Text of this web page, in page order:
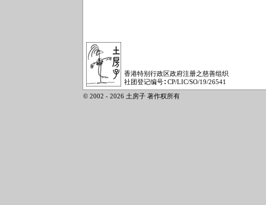
香港特别行政区政府注册之慈善组织
社团登记编号∶ CP/LIC/SO/19/26541
© 2002 - 2026 土房子 著作权所有